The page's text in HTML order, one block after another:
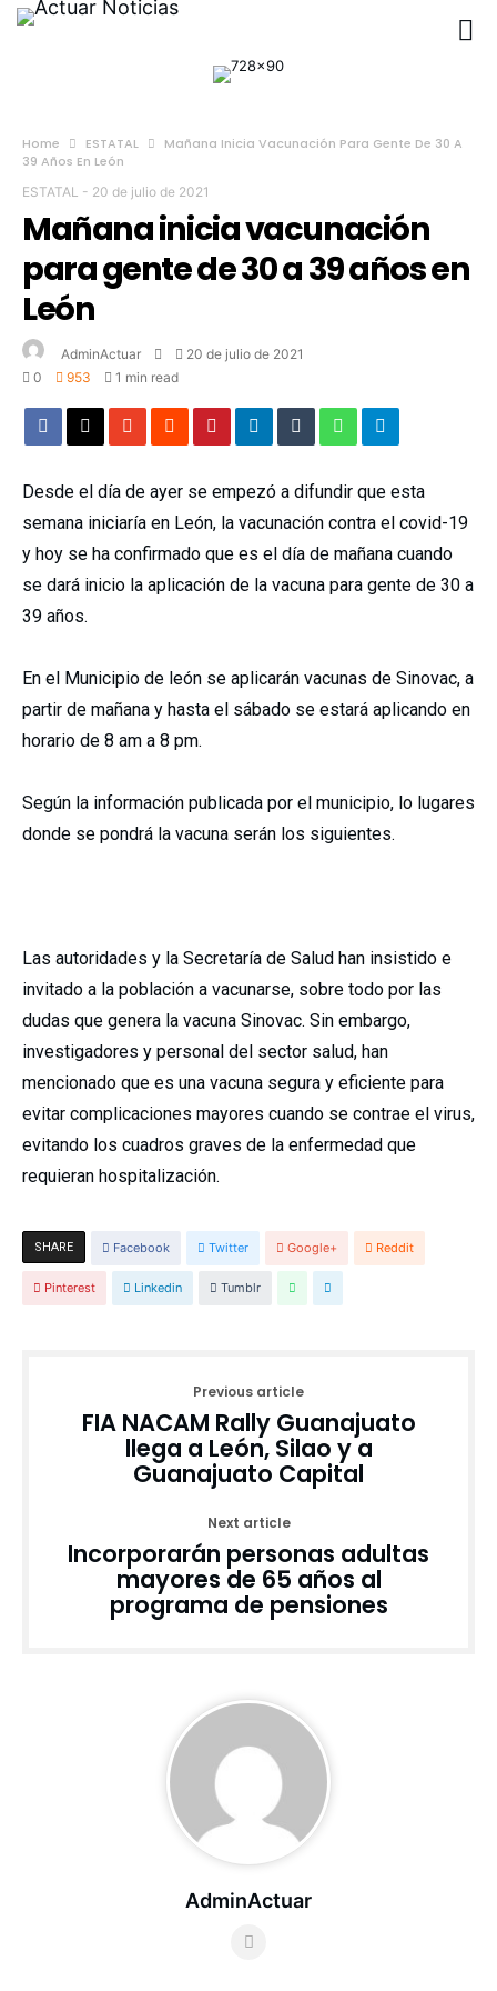
Home ESTATAL
Mañana Inicia Vacunación Para Gente De 30 A
39 Años En León
ESTATAL - 20 de julio de 2021
Mañana inicia vacunación
para gente de 30 a 39 años en
León
AdminActuar
20 de julio de 2021
0
953 1 min read
Desde el día de ayer se empezó a difundir que esta
semana iniciaría en León, la vacunación contra el covid-19
y hoy se ha confirmado que es el día de mañana cuando
se dará inicio la aplicación de la vacuna para gente de 30 a
39 años.
En el Municipio de león se aplicarán vacunas de Sinovac, a
partir de mañana y hasta el sábado se estará aplicando en
horario de 8 am a 8 pm.
Según la información publicada por el municipio, lo lugares
donde se pondrá la vacuna serán los siguientes.
Las autoridades y la Secretaría de Salud han insistido e
invitado a la población a vacunarse, sobre todo por las
dudas que genera la vacuna Sinovac. Sin embargo,
investigadores y personal del sector salud, han
mencionado que es una vacuna segura y eficiente para
evitar complicaciones mayores cuando se contrae el virus,
evitando los cuadros graves de la enfermedad que
requieran hospitalización.
SHARE Facebook Twitter Google+ Reddit
Pinterest Linkedin Tumblr
Previous article
FIA NACAM Rally Guanajuato
llega a León, Silao y a
Guanajuato Capital
Next article
Incorporarán personas adultas
mayores de 65 años al
programa de pensiones
AdminActuar